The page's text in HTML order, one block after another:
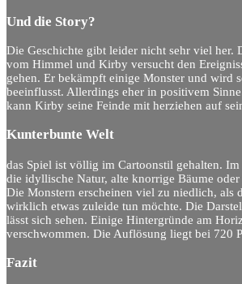
Und die Story?
Die Geschichte gibt leider nicht sehr viel her.
vom Himmel und Kirby versucht den
gehen. Er bekämpft einige Monster und wird
beeinflusst. Allerdings eher in positivem
kann Kirby seine Feinde mit herziehen auf
Kunterbunte Welt
das Spiel ist völlig im Cartoonstil gehalten. Im
die idyllische Natur, alte knorrige Bäume
Die Monstern erscheinen viel zu niedlich, als
wirklich etwas zuleide tun möchte. Die
lässt sich sehen. Einige Hintergründe am
verschwommen. Die Auflösung liegt bei 720
Fazit